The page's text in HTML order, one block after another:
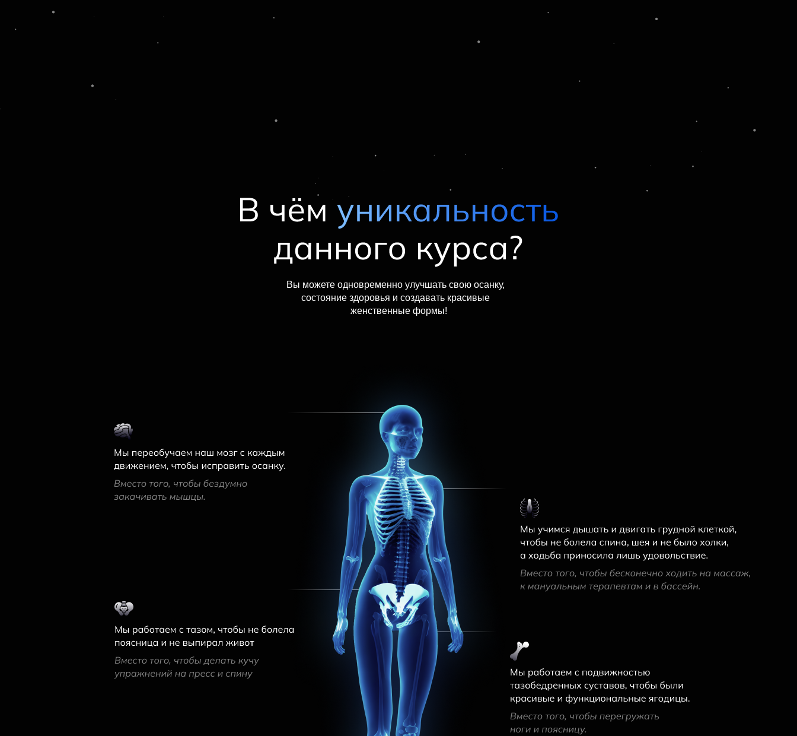
Вы можете одновременно улучшать свою осанку,
состояние здоровья и создавать красивые
женственные формы!